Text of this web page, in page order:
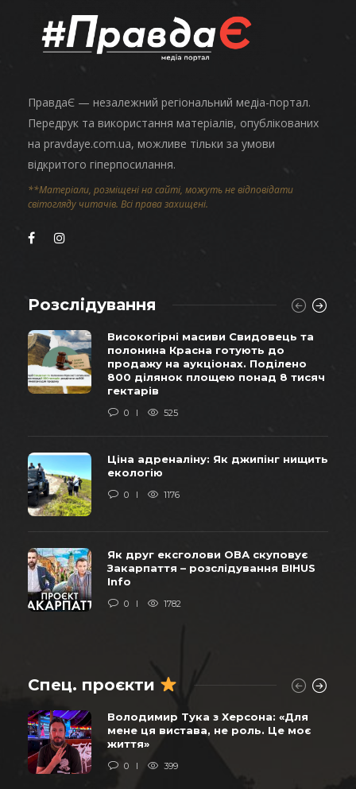
ПравдаЄ — незалежний регіональний медіа-портал.
Передрук та використання матеріалів, опублікованих
на pravdaye.com.ua, можливе тільки за умови
відкритого гіперпосилання.
**Матеріали, розміщені на сайті, можуть не відповідати
світогляду читачів. Всі права захищені.
Розслідування
Високогірні масиви Свидовець та
полонина Красна готують до
продажу на аукціонах. Поділено
800 ділянок площею понад 8 тисяч
гектарів
0 525
Ціна адреналіну: Як джипінг нищить
екологію
0 1176
Як друг ексголови ОВА скуповує
Закарпаття – розслідування BIHUS
Info
0 1782
Спец. проєкти
Володимир Тука з Херсона: «Для
мене ця вистава, не роль. Це моє
життя»
0 399